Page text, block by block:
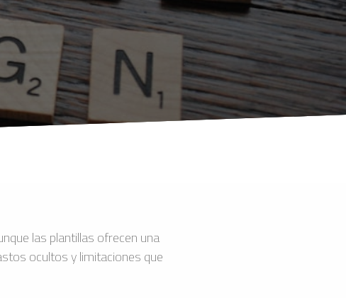
las plantillas ofrecen una
ocultos y limitaciones que